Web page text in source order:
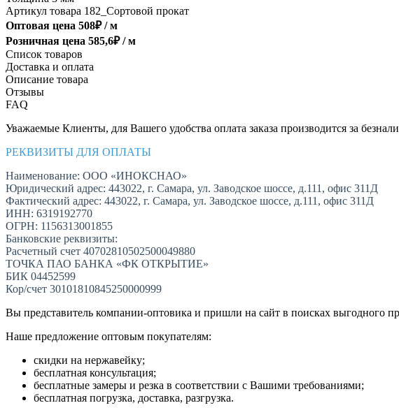
Артикул товара 182_Сортовой прокат
Оптовая цена 508₽ /м
Розничная цена 585,6₽ /м
Список товаров
Доставка и оплата
Описание товара
Отзывы
FAQ
Уважаемые Клиенты, для Вашего удобства оплата заказа производится за
РЕКВИЗИТЫ ДЛЯ ОПЛАТЫ
Наименование: ООО «ИНОКСНАО»
Юридический адрес: 443022, г. Самара, ул. Заводское шоссе, д.111, офис 311Д
Фактический адрес: 443022, г. Самара, ул. Заводское шоссе, д.111, офис 311Д
ИНН: 6319192770
ОГРН: 1156313001855
Банковские реквизиты:
Расчетный счет 40702810502500049880
ТОЧКА ПАО БАНКА «ФК ОТКРЫТИЕ»
БИК 04452599
Кор/счет 30101810845250000999
Вы представитель компании-оптовика и пришли на сайт в поисках выгодного
Наше предложение оптовым покупателям:
скидки на нержавейку;
бесплатная консультация;
бесплатные замеры и резка в соответствии с Вашими требованиями;
бесплатная погрузка, доставка, разгрузка.